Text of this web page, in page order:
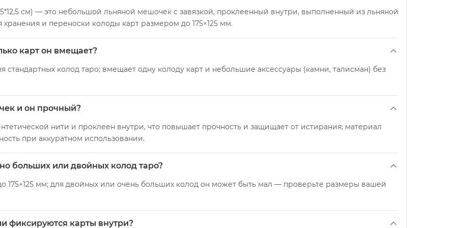
см) — это небольшой льняной мешочек с завязкой, проклеенный внутри, выполненный из льняной
и переноски колоды карт размером до 175×125 мм.
карт он вмещает?
стандартных колод таро; вмещает одну колоду карт и небольшие аксессуары (камни, талисман) без
и он прочный?
нити и проклеен внутри, что повышает прочность и защищает от истирания; материал
при аккуратном использовании.
больших или двойных колод таро?
175×125 мм; для двойных или очень больших колод он может быть мал — проверьте размеры вашей
фиксируются карты внутри?